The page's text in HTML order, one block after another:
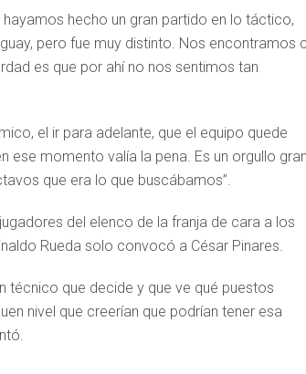
hecho un gran partido en lo táctico,
pero fue muy distinto. Nos encontramos
es que por ahí no nos sentimos tan
el ir para adelante, que el equipo quede
ese momento valía la pena. Es un orgullo
que era lo que buscábamos”.
del elenco de la franja de cara a los
Rueda solo convocó a César Pinares.
técnico que decide y que ve qué puestos
nivel que creerían que podrían tener esa